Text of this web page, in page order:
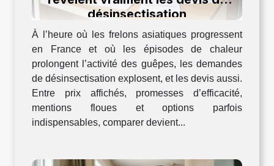
désinsectisation
À l’heure où les frelons asiatiques progressent
en France et où les épisodes de chaleur
prolongent l’activité des guêpes, les demandes
de désinsectisation explosent, et les devis aussi.
Entre prix affichés, promesses d’efficacité,
mentions floues et options parfois
indispensables, comparer devient...